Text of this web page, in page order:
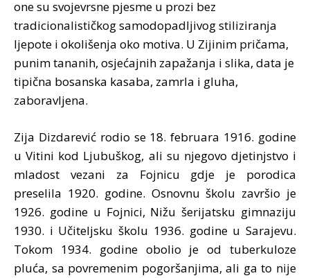
one su svojevrsne pjesme u prozi bez
tradicionalističkog samodopadljivog stiliziranja
ljepote i okolišenja oko motiva. U Zijinim pričama,
punim tananih, osjećajnih zapažanja i slika, data je
tipična bosanska kasaba, zamrla i gluha,
zaboravljena.
Zija Dizdarević rodio se 18. februara 1916. godine
u Vitini kod Ljubuškog, ali su njegovo djetinjstvo i
mladost vezani za Fojnicu gdje je porodica
preselila 1920. godine. Osnovnu školu završio je
1926. godine u Fojnici, Nižu šerijatsku gimnaziju
1930. i Učiteljsku školu 1936. godine u Sarajevu.
Tokom 1934. godine obolio je od tuberkuloze
pluća, sa povremenim pogoršanjima, ali ga to nije